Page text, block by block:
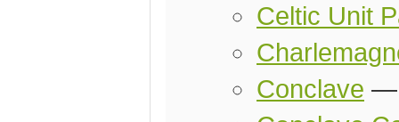
Celtic Unit
Conclave